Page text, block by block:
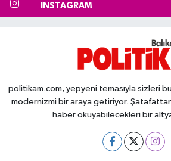
INSTAGRAM
politikam.com, yepyeni temasıyla sizleri
modernizmi bir araya getiriyor. Şatafattan
haber okuyabilecekleri bir